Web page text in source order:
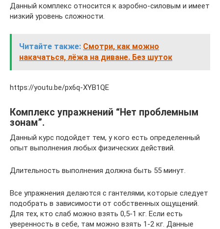
Данный комплекс относится к аэробно-силовым и имеет
низкий уровень сложности.
Читайте также: Смотри, как можно
накачаться, лёжа на диване. Без шуток
https://youtu.be/px6q-XYB1QE
Комплекс упражнений “Нет проблемным
зонам”.
Данный курс подойдет тем, у кого есть определенный
опыт выполнения любых физических действий.
Длительность выполнения должна быть 55 минут.
Все упражнения делаются с гантелями, которые следует
подобрать в зависимости от собственных ощущений.
Для тех, кто слаб можно взять 0,5-1 кг. Если есть
уверенность в себе, там можно взять 1-2 кг. Данные